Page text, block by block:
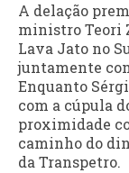
A delação
ministro Teori
Lava Jato no
juntamente
Enquanto
com a cúpula
proximidade
caminho do
da Transpetro.